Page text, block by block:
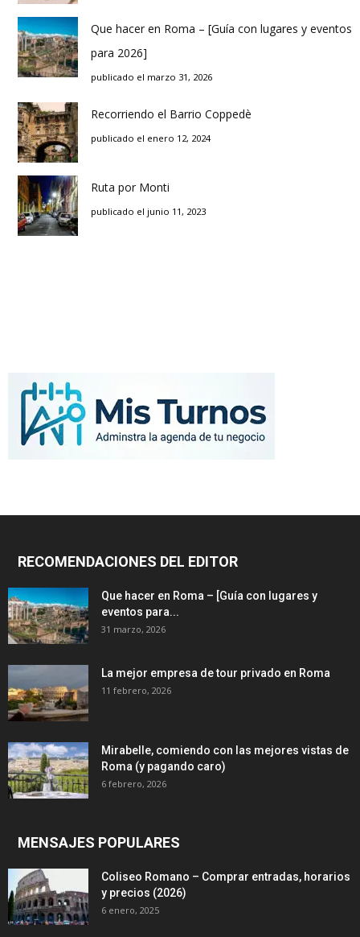
Que hacer en Roma – [Guía con lugares y eventos
para 2026]
publicado el marzo 31, 2026
Recorriendo el Barrio Coppedè
publicado el enero 12, 2024
Ruta por Monti
publicado el junio 11, 2023
RECOMENDACIONES DEL EDITOR
Que hacer en Roma – [Guía con lugares y
eventos para...
31 marzo, 2026
La mejor empresa de tour privado en Roma
11 febrero, 2026
Mirabelle, comiendo con las mejores vistas de
Roma (y pagando caro)
6 febrero, 2026
MENSAJES POPULARES
Coliseo Romano – Comprar entradas, horarios
y precios (2026)
6 enero, 2025